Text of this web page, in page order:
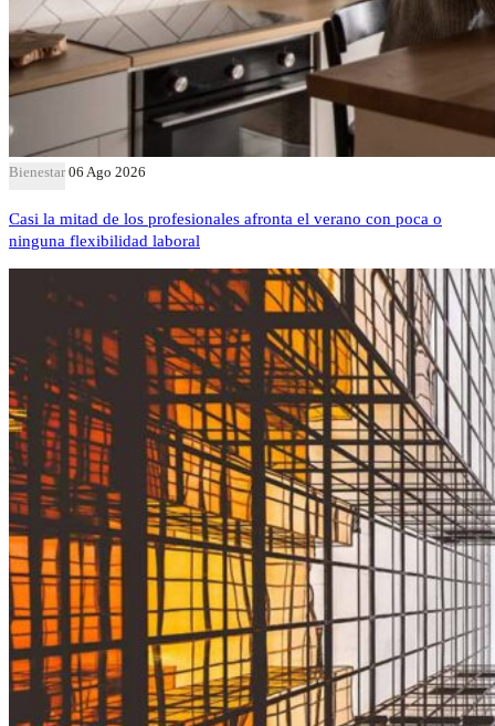
Bienestar 06 Ago 2026
Casi la mitad de los profesionales afronta el verano con poca o
ninguna flexibilidad laboral